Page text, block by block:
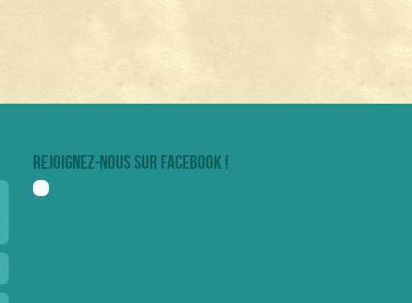
Rejoignez-nous sur facebook !